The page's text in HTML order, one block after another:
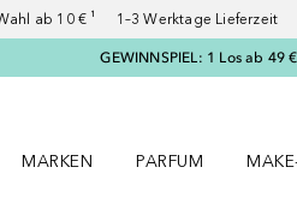
ab 10 € ¹ 1–3 Werktage Lieferzeit
GEWINNSPIEL: 1 Los ab
MARKEN
PARFUM